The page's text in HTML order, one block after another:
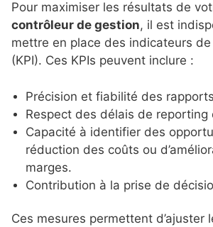
Pour maximiser les résultats de
contrôleur de gestion, il est
mettre en place des indicateurs
(KPI). Ces KPIs peuvent inclure :
Précision et fiabilité des
Respect des délais de reporting
Capacité à identifier des
réduction des coûts ou
marges.
Contribution à la prise de
Ces mesures permettent d’ajuster